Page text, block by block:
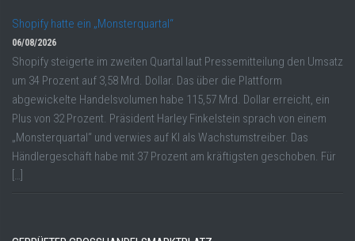
Shopify hatte ein „Monsterquartal“
06/08/2026
Shopify steigerte im zweiten Quartal laut Pressemitteilung den Umsatz
um 34 Prozent auf 3,58 Mrd. Dollar. Das über die Plattform
abgewickelte Handelsvolumen habe 115,57 Mrd. Dollar erreicht, ein
Plus von 32 Prozent. Präsident Harley Finkelstein sprach von einem
„Monsterquartal“ und verwies auf KI als Wachstumstreiber. Das
Händlergeschäft habe mit 37 Prozent am kräftigsten geschoben. Für
[…]